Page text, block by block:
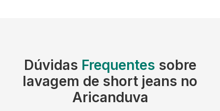
Dúvidas Frequentes sobre
lavagem de short jeans no
Aricanduva